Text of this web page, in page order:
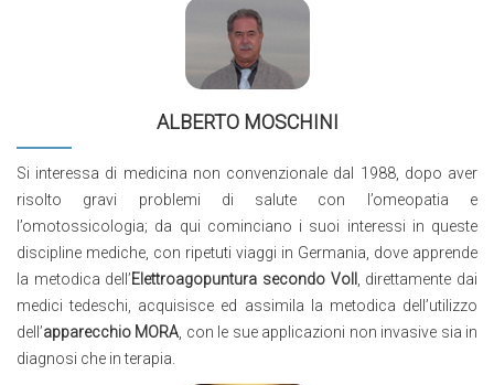
ALBERTO MOSCHINI
Si interessa di medicina non convenzionale dal 1988, dopo aver
risolto gravi problemi di salute con l’omeopatia e
l’omotossicologia; da qui cominciano i suoi interessi in queste
discipline mediche, con ripetuti viaggi in Germania, dove apprende
la metodica dell’Elettroagopuntura secondo Voll
, direttamente dai
medici tedeschi, acquisisce ed assimila la metodica dell’utilizzo
dell’apparecchio MORA , con le sue applicazioni non invasive sia in
diagnosi che in terapia.